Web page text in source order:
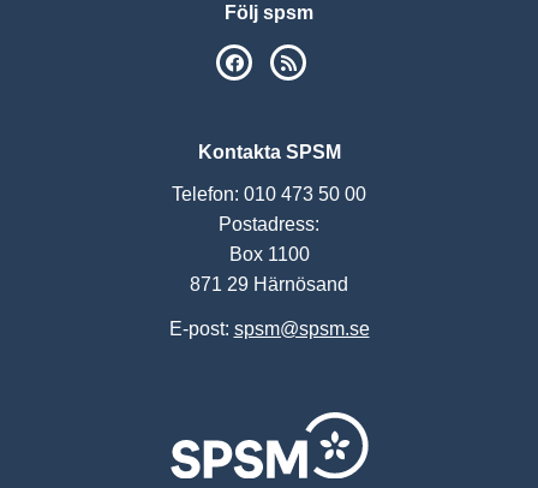
Följ spsm
SPSM på Facebook
Kontakta SPSM
Telefon: 010 473 50 00
Postadress:
Box 1100
871 29 Härnösand
E-post: spsm@spsm.se